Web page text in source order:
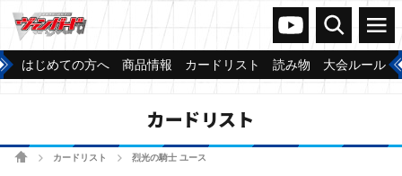
ヴァンガードch
検索 メニュー
はじめての方へ 商品情報 カードリスト 読み物 大会ルール
カードリスト
ホームカードリスト 烈光の騎士 ユース